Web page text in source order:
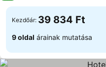
Kezdőár: 39 834 Ft
9 oldal árainak mutatása